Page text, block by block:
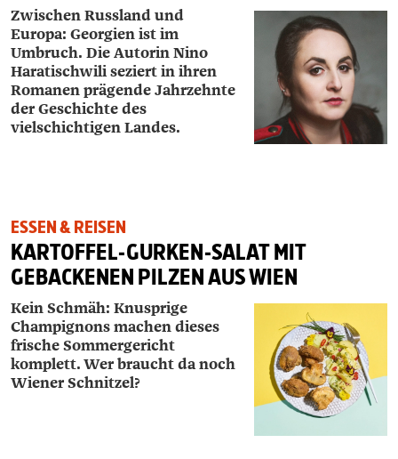
Zwischen Russland und
Europa: Georgien ist im
Umbruch. Die Autorin Nino
Haratischwili seziert in ihren
Romanen prägende Jahrzehnte
der Geschichte des
vielschichtigen Landes.
ESSEN & REISEN
KARTOFFEL-GURKEN-SALAT MIT
GEBACKENEN PILZEN AUS WIEN
Kein Schmäh: Knusprige
Champignons machen dieses
frische Sommergericht
komplett. Wer braucht da noch
Wiener Schnitzel?